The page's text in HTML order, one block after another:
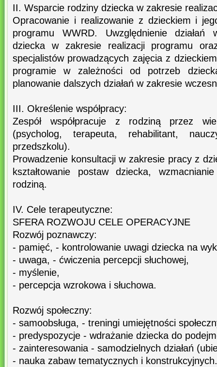
II. Wsparcie rodziny dziecka w zakresie
Opracowanie i realizowanie z dzieckiem i
programu WWRD. Uwzględnienie działań
dziecka w zakresie realizacji programu
specjalistów prowadzących zajęcia z
programie w zależności od potrzeb
planowanie dalszych działań w zakresie
III. Określenie współpracy:
Zespół współpracuje z rodziną przez
(psycholog, terapeuta, rehabilitant,
przedszkolu).
Prowadzenie konsultacji w zakresie pracy z
kształtowanie postaw dziecka,
rodziną.
IV. Cele terapeutyczne:
SFERA ROZWOJU CELE OPERACYJNE
Rozwój poznawczy:
- pamięć, - kontrolowanie uwagi dziecka na
- uwaga, - ćwiczenia percepcji słuchowej,
- myślenie,
- percepcja wzrokowa i słuchowa.
Rozwój społeczny:
- samoobsługa, - treningi umiejętności
- predyspozycje - wdrażanie dziecka do
- zainteresowania - samodzielnych działań
- nauka zabaw tematycznych i konstrukcyjnych.